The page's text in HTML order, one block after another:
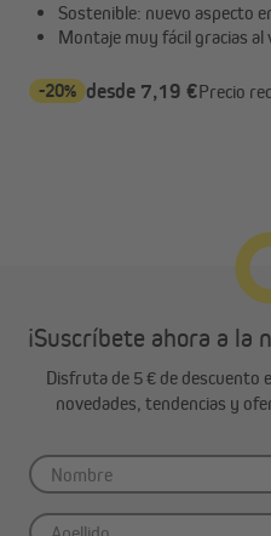
Sostenible: nuevo aspecto
Montaje muy fácil gracias al
-20% desde 7,19 €Precio
¡Suscríbete ahora a la
Disfruta de 5 € de descuento
novedades, tendencias y